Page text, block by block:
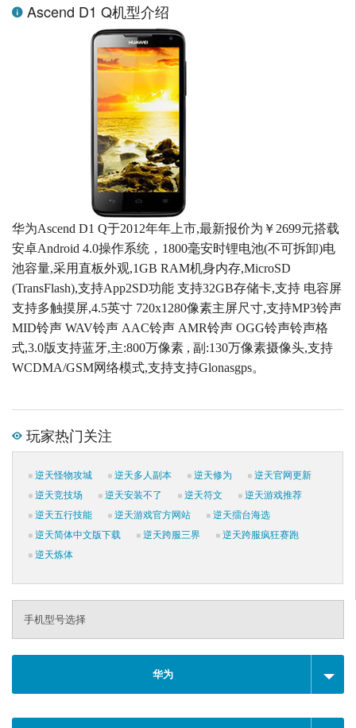
Ascend D1 Q机型介绍
华为Ascend D1 Q于2012年年上市,最新报价为￥2699元搭载
安卓Android 4.0操作系统，1800毫安时锂电池(不可拆卸)电
池容量,采用直板外观,1GB RAM机身内存,MicroSD
(TransFlash),支持App2SD功能 支持32GB存储卡,支持 电容屏
支持多触摸屏,4.5英寸 720x1280像素主屏尺寸,支持MP3铃声
MID铃声 WAV铃声 AAC铃声 AMR铃声 OGG铃声铃声格
式,3.0版支持蓝牙,主:800万像素 , 副:130万像素摄像头,支持
WCDMA/GSM网络模式,支持支持Glonasgps。
玩家热门关注
逆天怪物攻城 逆天多人副本 逆天修为
逆天官网更新
逆天竞技场
逆天安装不了 逆天符文
逆天游戏推荐
逆天五行技能
逆天游戏官方网站
逆天擂台海选
逆天简体中文版下载
逆天跨服三界
逆天跨服疯狂赛跑
逆天炼体
手机型号选择
华为